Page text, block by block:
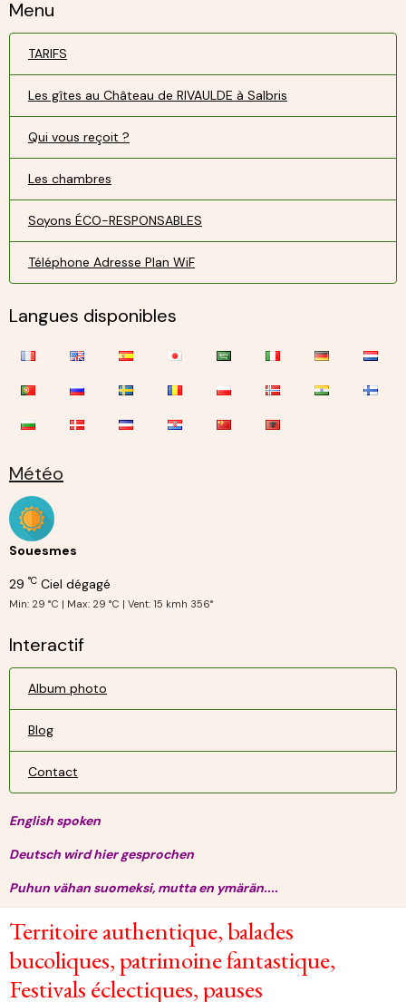
Menu
TARIFS
Les gîtes au Château de RIVAULDE à Salbris
Qui vous reçoit ?
Les chambres
Soyons ÉCO-RESPONSABLES
Téléphone Adresse Plan WiF
Langues disponibles
Météo
Souesmes
29 °C Ciel dégagé
Min: 29 °C | Max: 29 °C | Vent: 15 kmh 356°
Interactif
Album photo
Blog
Contact
English spoken
Deutsch wird hier gesprochen
Puhun vähan suomeksi, mutta en ymärän....
Territoire authentique, balades
bucoliques, patrimoine fantastique,
Festivals éclectiques, pauses